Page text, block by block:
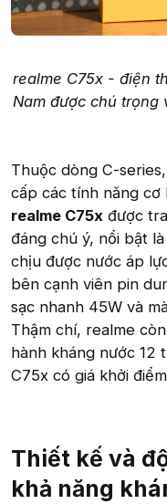
realme C75x - điện
Nam được chú trọng
Thuộc dòng C-
cấp các tính năng cơ
realme C75x được
đáng chú ý, nổi bật
chịu được nước áp
bên cạnh viên pin
sạc nhanh 45W và
Thậm chí, realme
hành kháng nước 12
C75x có giá khởi
Thiết kế và
khả năng